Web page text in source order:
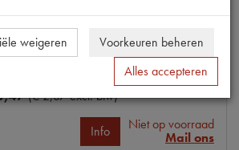
CodesDS 121-13 | DS121-13 | P127
Maten M9x29 [PW 8]
(€ 2,87 excl. btw)
Info
Niet op voorraad
Mail ons
weigeren
Voorkeuren beheren
Alles accepteren